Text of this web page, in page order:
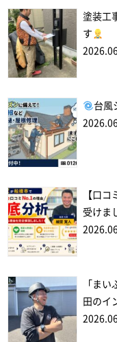
塗装工
す
台風
【口
受けま
「ま
田のイ